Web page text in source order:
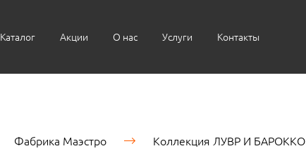
Каталог Акции О нас Услуги Контакты
Фабрика Маэстро Коллекция ЛУВР И БАРОККО